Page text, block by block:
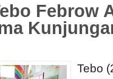
Febrow
Tebo